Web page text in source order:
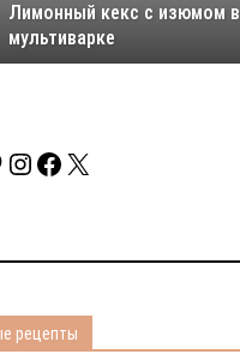
Лимонный кекс с изюмом в
мультиварке
Instagram
Facebook
X
рецепты